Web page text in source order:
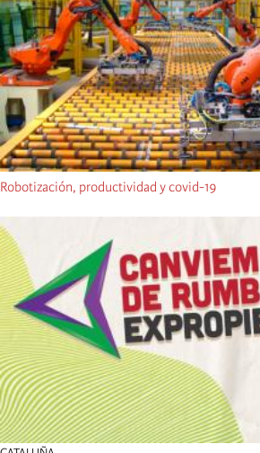
Robotización, productividad y covid-19